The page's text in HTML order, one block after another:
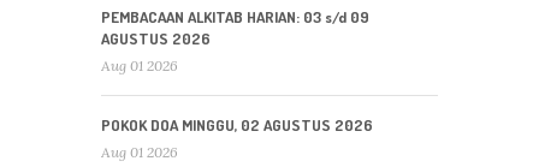
PEMBACAAN ALKITAB HARIAN: 03 s/d 09
AGUSTUS 2026
Aug 01 2026
POKOK DOA MINGGU, 02 AGUSTUS 2026
Aug 01 2026